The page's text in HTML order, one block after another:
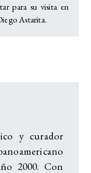
para su visita en
Astarita.
y curador
2000. Con